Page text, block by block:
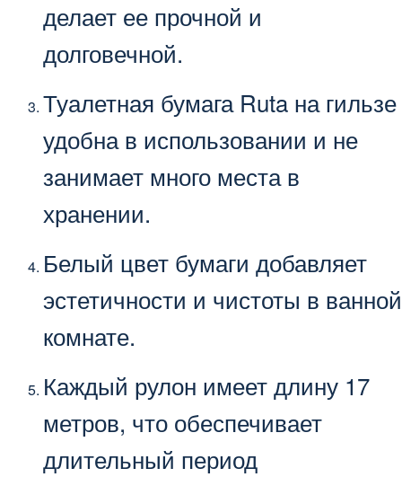
делает ее прочной и
долговечной.
Туалетная бумага Ruta на гильзе
удобна в использовании и не
занимает много места в
хранении.
Белый цвет бумаги добавляет
эстетичности и чистоты в ванной
комнате.
Каждый рулон имеет длину 17
метров, что обеспечивает
длительный период